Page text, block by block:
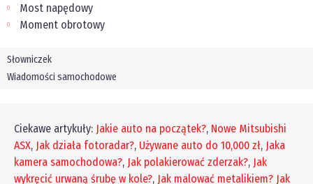
Most napędowy
Moment obrotowy
Słowniczek
Wiadomości samochodowe
Ciekawe artykuły: Jakie auto na początek?, Nowe Mitsubishi
ASX, Jak działa fotoradar?, Używane auto do 10,000 zł, Jaka
kamera samochodowa?, Jak polakierować zderzak?, Jak
wykręcić urwaną śrubę w kole?, Jak malować metalikiem? Jak